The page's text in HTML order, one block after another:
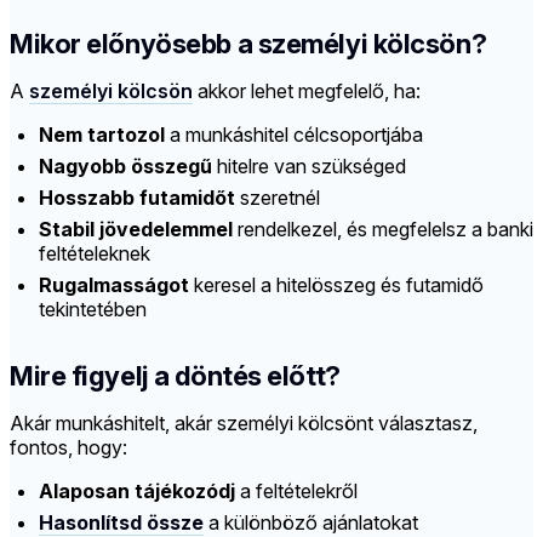
Mikor előnyösebb a személyi kölcsön?
A személyi kölcsön akkor lehet megfelelő, ha:
Nem tartozol a munkáshitel célcsoportjába
Nagyobb összegű hitelre van szükséged
Hosszabb futamidőt szeretnél
Stabil jövedelemmel rendelkezel, és megfelelsz a banki
feltételeknek
Rugalmasságot keresel a hitelösszeg és futamidő
tekintetében
Mire figyelj a döntés előtt?
Akár munkáshitelt, akár személyi kölcsönt választasz,
fontos, hogy:
Alaposan tájékozódj a feltételekről
Hasonlítsd össze a különböző ajánlatokat